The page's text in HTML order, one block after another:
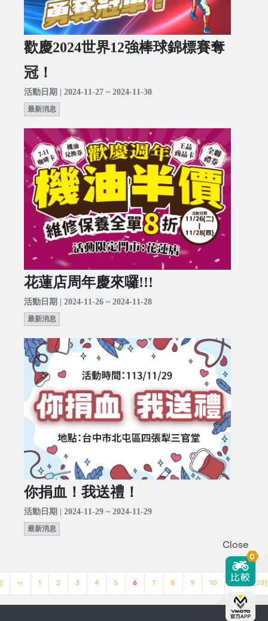
歡慶2024世界12強棒球錦標賽奪
冠！
活動日期 | 2024-11-27 ~ 2024-11-30
最新消息
花蓮店周年慶來囉!!!
活動日期 | 2024-11-26 ~ 2024-11-28
最新消息
你捐血！我送禮！
活動日期 | 2024-11-29 ~ 2024-11-29
最新消息
<< 1 2 3 4 5 6 7 8 9 10 >> [23]
Close
0